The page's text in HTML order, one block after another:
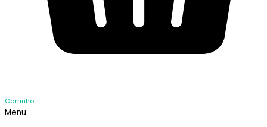
Carrinho
Menu